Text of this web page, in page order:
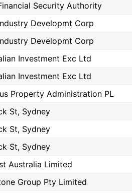
Security Authority
Developmt Corp
Developmt Corp
Investment Exc Ltd
Investment Exc Ltd
Property Administration PL
St, Sydney
St, Sydney
St, Sydney
Australia Limited
Group Pty Limited